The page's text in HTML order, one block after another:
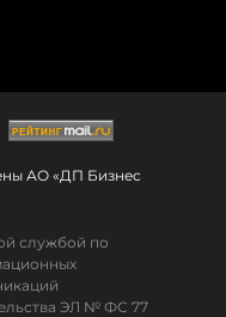
АО «ДП Бизнес
службой по
ЭЛ № ФС 77